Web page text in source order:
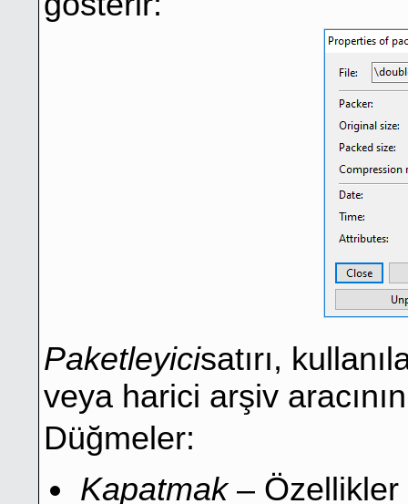
Paketleyicisatırı,
veya harici arşiv
Düğmeler:
Kapatmak– Özellikler